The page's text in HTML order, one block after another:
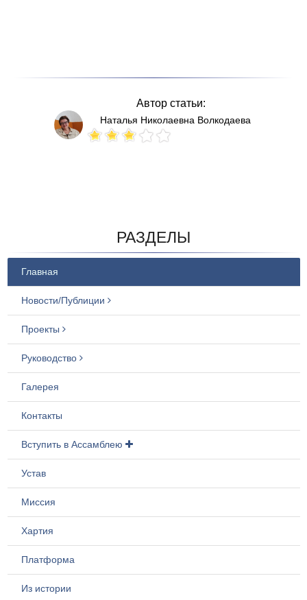
Автор статьи:
Наталья Николаевна Волкодаева
РАЗДЕЛЫ
Главная
Новости/Публиции
Проекты
Руководство
Галерея
Контакты
Вступить в Ассамблею
Устав
Миссия
Хартия
Платформа
Из истории